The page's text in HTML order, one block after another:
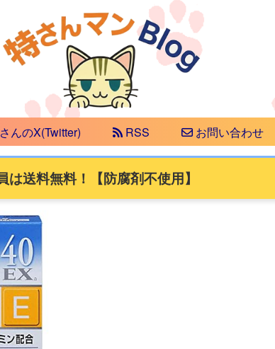
んのX(Twitter) RSS お問い合わせ
送料無料！【防腐剤不使用】